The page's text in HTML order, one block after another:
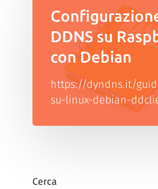
DDNS su
con Debian
https://dyndns.it/
su-linux-debian-
Cerca